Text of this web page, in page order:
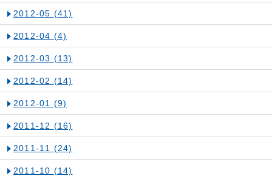
2012-05 (41)
2012-04 (4)
2012-03 (13)
2012-02 (14)
2012-01 (9)
2011-12 (16)
2011-11 (24)
2011-10 (14)